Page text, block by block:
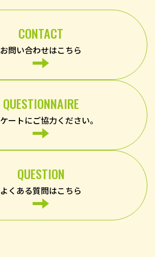
CONTACT
お問い合わせはこちら
QUESTIONNAIRE
ートにご協力ください。
QUESTION
よくある質問はこちら